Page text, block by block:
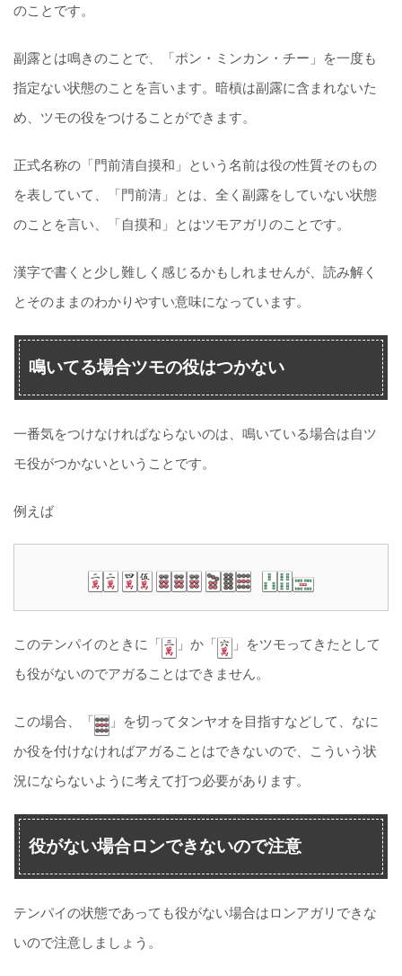
のことです。
副露とは鳴きのことで、「ポン・ミンカン・チー」を一度も
指定ない状態のことを言います。暗槓は副露に含まれないた
め、ツモの役をつけることができます。
正式名称の「門前清自摸和」という名前は役の性質そのもの
を表していて、「門前清」とは、全く副露をしていない状態
のことを言い、「自摸和」とはツモアガリのことです。
漢字で書くと少し難しく感じるかもしれませんが、読み解く
とそのままのわかりやすい意味になっています。
鳴いてる場合ツモの役はつかない
一番気をつけなければならないのは、鳴いている場合は自ツ
モ役がつかないということです。
例えば
このテンパイのときに「 」か「
」をツモってきたとして
も役がないのでアガることはできません。
この場合、「
」を切ってタンヤオを目指すなどして、なに
か役を付けなければアガることはできないので、こういう状
況にならないように考えて打つ必要があります。
役がない場合ロンできないので注意
テンパイの状態であっても役がない場合はロンアガリできな
いので注意しましょう。